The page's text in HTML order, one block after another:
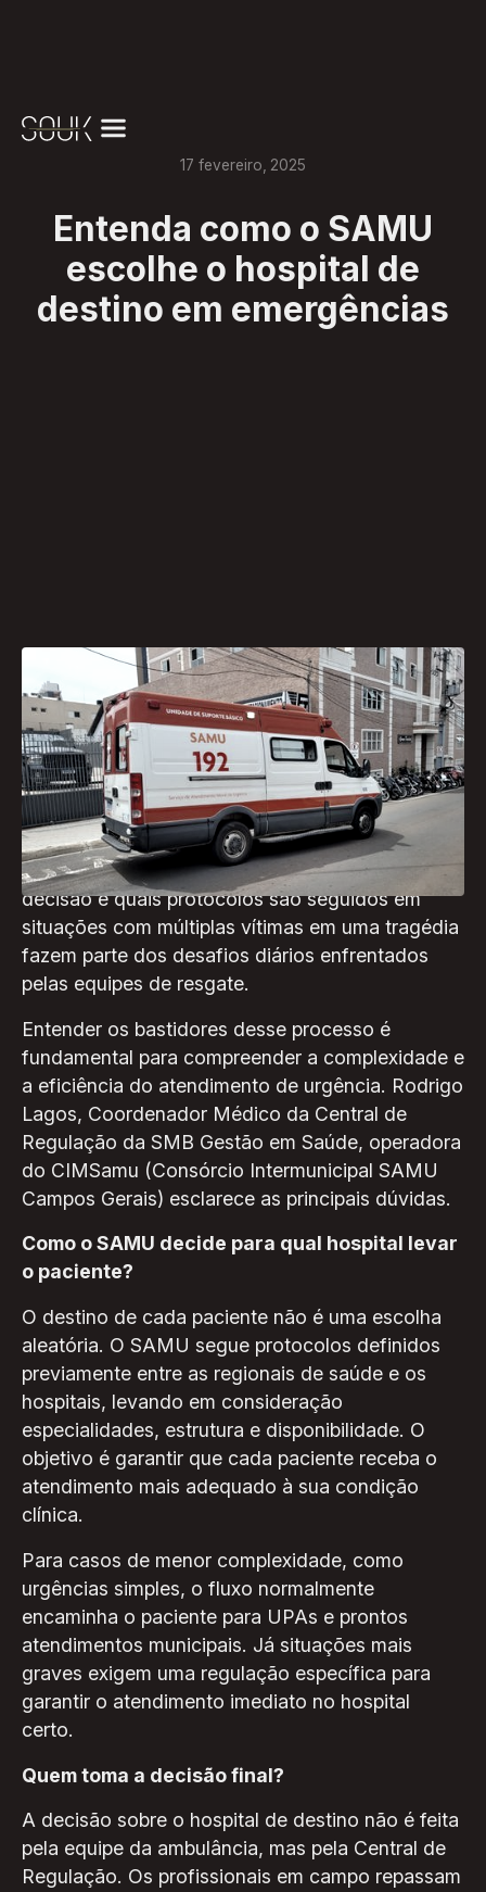
17 fevereiro 2025
Entenda como o SAMU
escolhe o hospital de
destino em emergências
O Serviço de Atendimento Móvel de Urgência
(SAMU) desempenha um papel essencial no
socorro a vítimas de acidentes e emergências
médicas. No entanto, a definição do hospital
para onde cada paciente é encaminhado ainda
gera dúvidas. Questões como quem toma essa
decisão e quais protocolos são seguidos em
situações com múltiplas vítimas em uma tragédia
fazem parte dos desafios diários enfrentados
pelas equipes de resgate.
Entender os bastidores desse processo é
fundamental para compreender a complexidade e
a eficiência do atendimento de urgência. Rodrigo
Lagos, Coordenador Médico da Central de
Regulação da SMB Gestão em Saúde, operadora
do CIMSamu (Consórcio Intermunicipal SAMU
Campos Gerais) esclarece as principais dúvidas.
Como o SAMU decide para qual hospital levar
o paciente?
O destino de cada paciente não é uma escolha
aleatória. O SAMU segue protocolos definidos
previamente entre as regionais de saúde e os
hospitais, levando em consideração
especialidades, estrutura e disponibilidade. O
objetivo é garantir que cada paciente receba o
atendimento mais adequado à sua condição
clínica.
Para casos de menor complexidade, como
urgências simples, o fluxo normalmente
encaminha o paciente para UPAs e prontos
atendimentos municipais. Já situações mais
graves exigem uma regulação específica para
garantir o atendimento imediato no hospital
certo.
Quem toma a decisão final?
A decisão sobre o hospital de destino não é feita
pela equipe da ambulância, mas pela Central de
Regulação. Os profissionais em campo repassam